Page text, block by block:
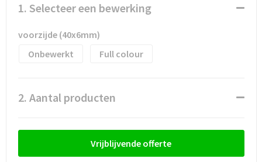
Reistassen
Reistassensets
Veiligheidsvesten en Veiligheidshesjes
Vesten
Ademhalingsbescherming
1. Selecteer een bewerking
voorzijde (40x6mm)
Onbewerkt
Full colour
2. Aantal producten
Vrijblijvende offerte